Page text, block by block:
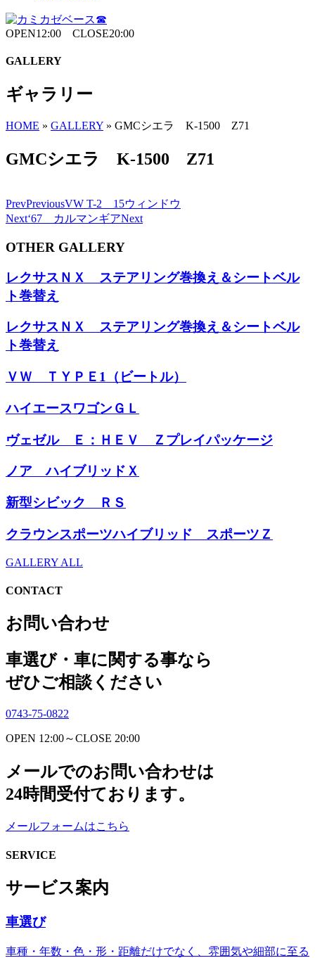
OPEN12:00 CLOSE20:00
GALLERY
ギャラリー
HOME » GALLERY » GMCシエラ K-1500 Z71
GMCシエラ K-1500 Z71
PrevPreviousVW T-2 15ウィンドウ
Next‘67 カルマンギアNext
OTHER GALLERY
レクサスＮＸ ステアリング巻換え＆シートベル
ト巻替え
レクサスＮＸ ステアリング巻換え＆シートベル
ト巻替え
ＶＷ ＴＹＰＥ1（ビートル）
ハイエースワゴンＧＬ
ヴェゼル Ｅ：ＨＥＶ Ｚプレイパッケージ
ノア ハイブリッドＸ
新型シビック ＲＳ
クラウンスポーツハイブリッド スポーツＺ
GALLERY ALL
CONTACT
お問い合わせ
車選び・車に関する事なら
ぜひご相談ください
0743-75-0822
OPEN 12:00～CLOSE 20:00
メールでのお問い合わせは
24時間受付ております。
メールフォームはこちら
SERVICE
サービス案内
車選び
車種・年数・色・形・距離だけでなく、雰囲気や細部に至る